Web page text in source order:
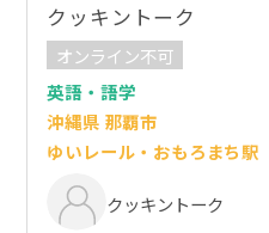
クッキントーク
オンライン不可
英語・語学
沖縄県 那覇市
ゆいレール・おもろまち駅
クッキントーク